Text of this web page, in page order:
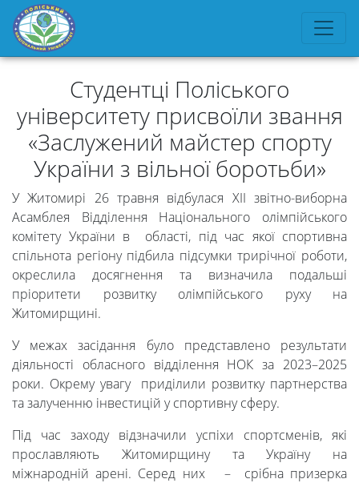
Студентці Поліського
університету присвоїли звання
«Заслужений майстер спорту
України з вільної боротьби»
У Житомирі 26 травня відбулася ХІІ звітно-виборна
Асамблея Відділення Національного олімпійського
комітету України в області, під час якої спортивна
спільнота регіону підбила підсумки трирічної роботи,
окреслила досягнення та визначила подальші
пріоритети розвитку олімпійського руху на
Житомирщині.
У межах засідання було представлено результати
діяльності обласного відділення НОК за 2023–2025
роки. Окрему увагу приділили розвитку партнерства
та залученню інвестицій у спортивну сферу.
Під час заходу відзначили успіхи спортсменів, які
прославляють Житомирщину та Україну на
міжнародній арені. Серед них – срібна призерка